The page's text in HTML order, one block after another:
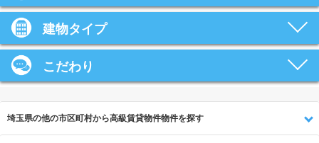
建物タイプ
こだわり
埼玉県の他の市区町村から高級賃貸物件物件を探す